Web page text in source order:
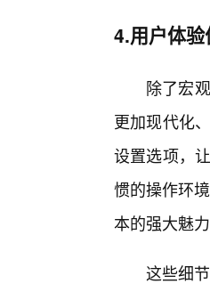
4.用户体
除了宏
更加现代化
设置选项，
惯的操作环
本的强大魅力
这些细